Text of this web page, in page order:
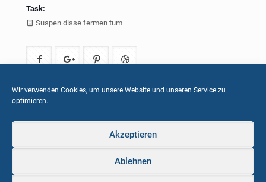
Wir verwenden Cookies, um unsere Website und unseren Service zu
optimieren.
Akzeptieren
Ablehnen
Task:
Suspen disse fermen tum
© 2023 AGK - Automatikgetriebe Kassel. Alle Rechte